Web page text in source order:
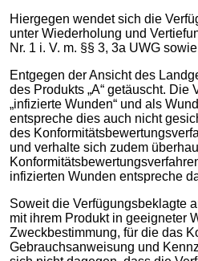
Hiergegen wendet sich die
unter Wiederholung und
Nr. 1 i. V. m. §§ 3, 3a UWG
Entgegen der Ansicht des
des Produkts „A“ getäuscht.
„infizierte Wunden“ und als
entspreche dies auch nicht
des
und verhalte sich zudem
infizierten Wunden entspreche
Soweit die Verfügungsbeklagte
mit ihrem Produkt in geeigneter
Zweckbestimmung, für die das
Gebrauchsanweisung und